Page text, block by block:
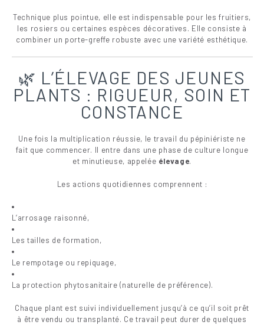
Technique plus pointue, elle est indispensable pour les fruitiers,
les rosiers ou certaines espèces décoratives. Elle consiste à
combiner un porte-greffe robuste avec une variété esthétique.
🌿 L’ÉLEVAGE DES JEUNES
PLANTS : RIGUEUR, SOIN ET
CONSTANCE
Une fois la multiplication réussie, le travail du pépiniériste ne
fait que commencer. Il entre dans une phase de culture longue
et minutieuse, appelée élevage.
Les actions quotidiennes comprennent :
L’arrosage raisonné,
Les tailles de formation,
Le rempotage ou repiquage,
La protection phytosanitaire (naturelle de préférence).
Chaque plant est suivi individuellement jusqu’à ce qu’il soit prêt
à être vendu ou transplanté. Ce travail peut durer de quelques